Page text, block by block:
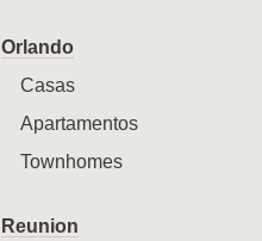
Orlando
Casas
Apartamentos
Townhomes
Reunion